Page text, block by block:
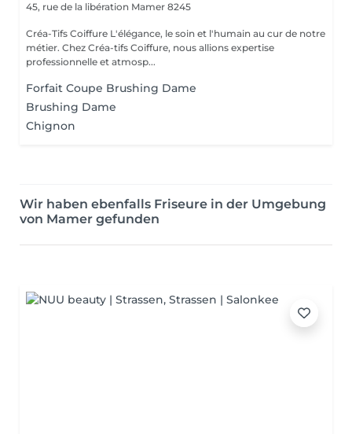
45, rue de la libération Mamer 8245
Créa-Tifs Coiffure L'élégance, le soin et l'humain au cur de notre
métier. Chez Créa-tifs Coiffure, nous allions expertise
professionnelle et atmosp...
Forfait Coupe Brushing Dame
Brushing Dame
Chignon
Wir haben ebenfalls Friseure in der Umgebung
von Mamer gefunden